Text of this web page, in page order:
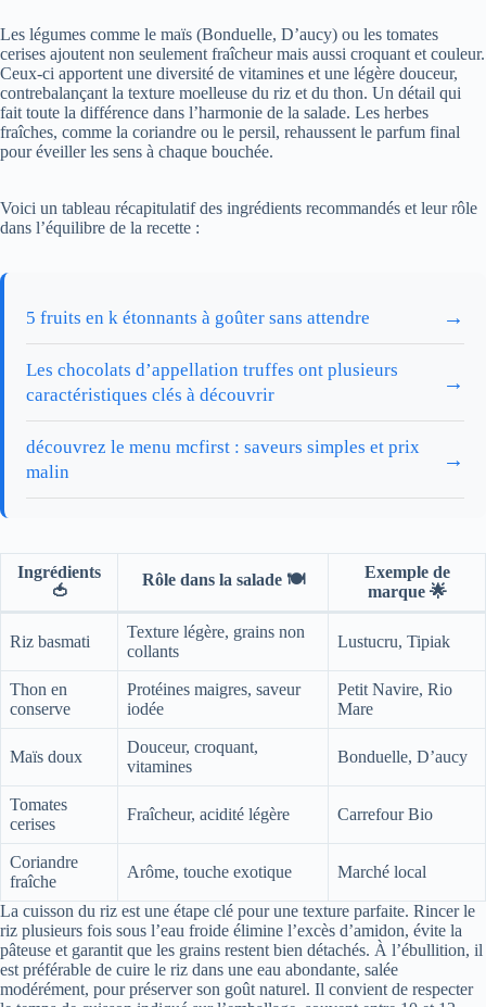
Les légumes comme le maïs (Bonduelle, D’aucy) ou les tomates
cerises ajoutent non seulement fraîcheur mais aussi croquant et couleur.
Ceux-ci apportent une diversité de vitamines et une légère douceur,
contrebalançant la texture moelleuse du riz et du thon. Un détail qui
fait toute la différence dans l’harmonie de la salade. Les herbes
fraîches, comme la coriandre ou le persil, rehaussent le parfum final
pour éveiller les sens à chaque bouchée.
Voici un tableau récapitulatif des ingrédients recommandés et leur rôle
dans l’équilibre de la recette :
5 fruits en k étonnants à goûter sans attendre →
Les chocolats d’appellation truffes ont plusieurs
caractéristiques clés à découvrir
→
découvrez le menu mcfirst : saveurs simples et prix
malin
→
Ingrédients
🍅
Rôle dans la salade 🍽️
Exemple de
marque 🌟
Riz basmati
Texture légère, grains non
collants
Lustucru, Tipiak
Thon en
conserve
Protéines maigres, saveur
iodée
Petit Navire, Rio
Mare
Maïs doux
Douceur, croquant,
vitamines
Bonduelle, D’aucy
Tomates
cerises
Fraîcheur, acidité légère Carrefour Bio
Coriandre
fraîche
Arôme, touche exotique Marché local
La cuisson du riz est une étape clé pour une texture parfaite. Rincer le
riz plusieurs fois sous l’eau froide élimine l’excès d’amidon, évite la
pâteuse et garantit que les grains restent bien détachés. À l’ébullition, il
est préférable de cuire le riz dans une eau abondante, salée
modérément, pour préserver son goût naturel. Il convient de respecter